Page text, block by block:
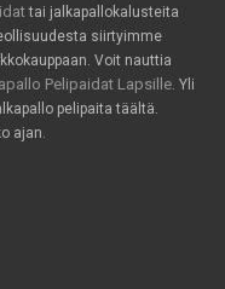
tai jalkapallokalusteita
siirtyimme
Voit nauttia
Pelipaidat Lapsille. Yli
pelipaita täältä.
ajan.